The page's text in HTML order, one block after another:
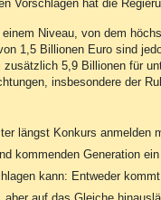
Vorschlägen hat die
Niveau, von dem
1,5 Billionen Euro sind
5,9 Billionen für
insbesondere der
längst Konkurs anmelden
kommenden Generation
kann: Entweder